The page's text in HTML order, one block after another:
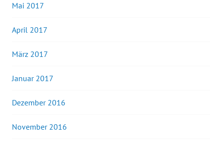
Mai 2017
April 2017
März 2017
Januar 2017
Dezember 2016
November 2016